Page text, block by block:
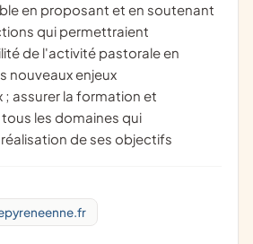
en proposant et en soutenant
qui permettraient
de l'activité pastorale en
nouveaux enjeux
assurer la formation et
les domaines qui
de ses objectifs